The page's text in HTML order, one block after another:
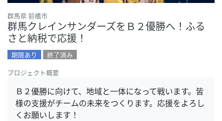
群馬県 前橋市
群馬クレインサンダーズをＢ２優勝へ！ふる
さと納税で応援！
期限あり
終了済み
プロジェクト概要
Ｂ２優勝に向けて、地域と一体になって戦います。皆
様の支援がチームの未来をつくります。応援をよろし
くお願いします！